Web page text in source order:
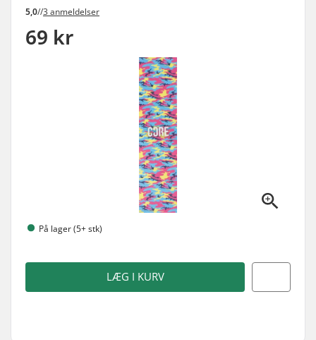
5,0//3 anmeldelser
69 kr
På lager (5+ stk)
LÆG I KURV